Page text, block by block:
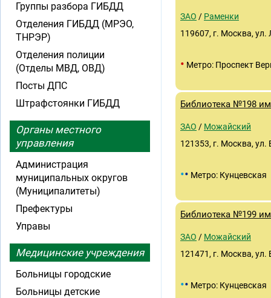
ЗАО / Раменки
119607, г. Москва, ул.
• Метро: Проспект
Библиотека №198
ЗАО / Можайский
121353, г. Москва, ул.
•• Метро: Кунцевская
Библиотека №199
ЗАО / Можайский
121471, г. Москва, ул.
•• Метро: Кунцевская
Группы разбора ГИБДД
Отделения ГИБДД (МРЭО,
ТНРЭР)
Отделения полиции
(Отделы МВД, ОВД)
Посты ДПС
Штрафстоянки ГИБДД
Органы местного
управления
Администрация
муниципальных округов
(Муниципалитеты)
Префектуры
Управы
Медицинские учреждения
Больницы городские
Больницы детские